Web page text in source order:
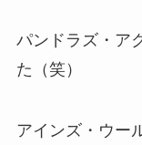
パンドラズ・ア
た（笑）
アインズ・ウー